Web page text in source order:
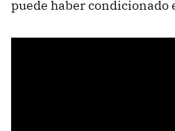
puede haber condicionado